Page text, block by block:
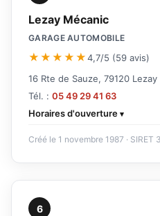
Lezay Mécanic
GARAGE AUTOMOBILE
★★★★★4,7/5 (59 avis)
16 Rte de Sauze, 79120 Lezay
Tél. : 05 49 29 41 63
Horaires d'ouverture
Créé le 1 novembre 1987 ·
6